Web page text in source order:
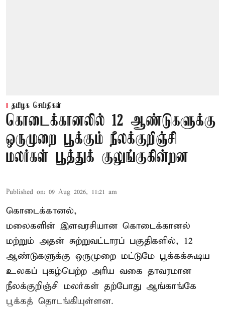
தமிழக செய்திகள்
கொடைக்கானலில் 12 ஆண்டுகளுக்கு
ஒருமுறை பூக்கும் நீலக்குறிஞ்சி
மலர்கள் பூத்துக் குலுங்குகின்றன
Published on: 09 Aug 2026, 11:21 am
கொடைக்கானல்,
மலைகளின் இளவரசியான கொடைக்கானல்
மற்றும் அதன் சுற்றுவட்டாரப் பகுதிகளில், 12
ஆண்டுகளுக்கு ஒருமுறை மட்டுமே பூக்கக்கூடிய
உலகப் புகழ்பெற்ற அரிய வகை தாவரமான
நீலக்குறிஞ்சி மலர்கள் தற்போது ஆங்காங்கே
பூக்கத் தொடங்கியுள்ளன.